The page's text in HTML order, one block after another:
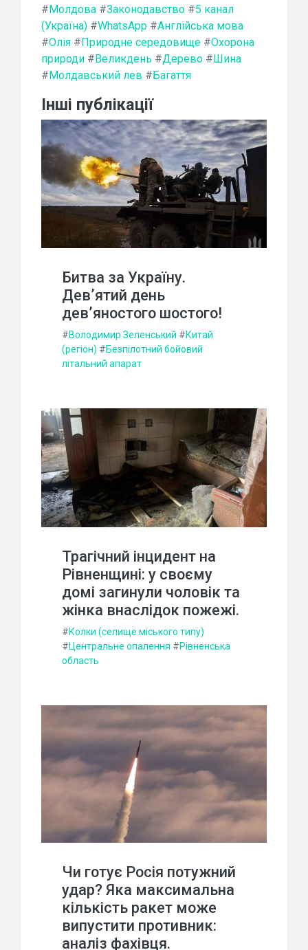
#Молдова #Законодавство #5 канал
(Україна) #WhatsApp #Англійська мова
#Олія #Природне середовище #Охорона
природи #Великдень #Дерево #Шина
#Молдавський лев #Багаття
Інші публікації
Битва за Україну.
Дев’ятий день
дев’яностого шостого!
#Володимир Зеленський #Китай
(регіон) #Безпілотний бойовий
літальний апарат
Трагічний інцидент на
Рівненщині: у своєму
домі загинули чоловік та
жінка внаслідок пожежі.
#Колки (селище міського типу)
#Центральне опалення #Рівненська
область
Чи готує Росія потужний
удар? Яка максимальна
кількість ракет може
випустити противник:
аналіз фахівця.